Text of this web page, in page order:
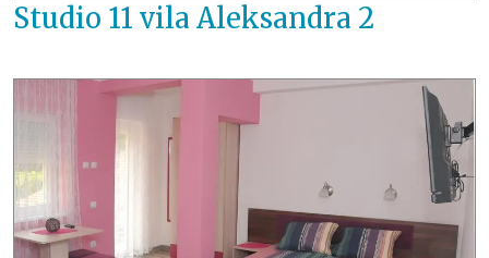
Studio 11 vila Aleksandra 2